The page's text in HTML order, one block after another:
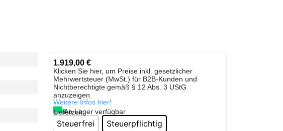
1.919,00 €
Klicken Sie hier, um Preise inkl. gesetzlicher
Mehrwertsteuer (MwSt.) für B2B-Kunden und
Nichtberechtigte gemäß § 12 Abs. 3 UStG
anzuzeigen.
Weitere Infos hier!
Ab Lager verfügbar
Lieferzeit:
Steuerfrei Steuerpflichtig